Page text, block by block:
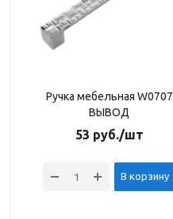
Ручка мебельная W0707
ВЫВОД
53 руб./шт
В корзину